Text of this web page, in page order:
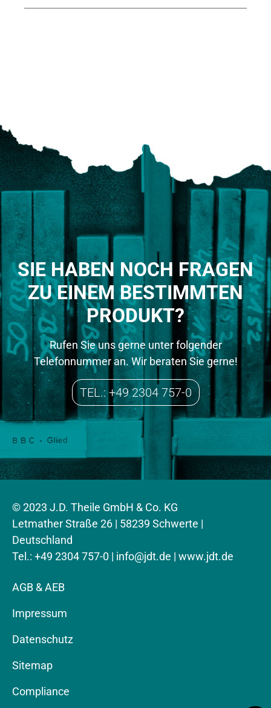
SIE HABEN NOCH FRAGEN
ZU EINEM BESTIMMTEN
PRODUKT?
Rufen Sie uns gerne unter folgender
Telefonnummer an. Wir beraten Sie gerne!
TEL.: +49 2304 757-0
© 2023 J.D. Theile GmbH & Co. KG
Letmather Straße 26 | 58239 Schwerte |
Deutschland
Tel.: +49 2304 757-0 | info@jdt.de | www.jdt.de
AGB & AEB
Impressum
Datenschutz
Sitemap
Compliance